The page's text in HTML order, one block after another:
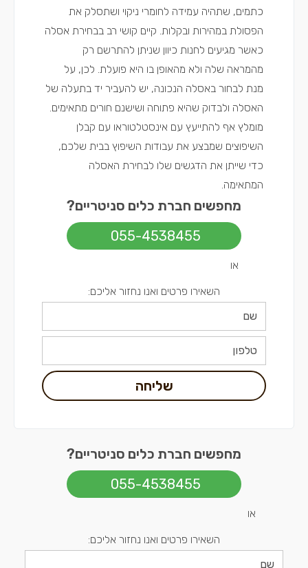
כתמים, שתהיה עמידה לחומרי ניקוי ושתסלק את
הפסולת במהירות ובקלות. קיים קושי רב בבחירת אסלה
כאשר מגיעים לחנות כיוון שניתן להתרשם רק
מהמראה שלה ולא מהאופן בו היא פועלת. לכן, על
מנת לבחור באסלה הנכונה, יש להעביר יד בתעלה של
האסלה ולבדוק שהיא פתוחה ושישנם חורים מתאימים.
מומלץ אף להתייעץ עם אינסטלטוראו עם קבלן
השיפוצים שמבצע את עבודות השיפוץ בבית שלכם,
כדי שייתן את הדגשים שלו לבחירת האסלה
המתאימה.
מחפשים חברת כלים סניטריים?
055-4538455
או
השאירו פרטים ואנו נחזור אליכם:
שליחה
מחפשים חברת כלים סניטריים?
055-4538455
או
השאירו פרטים ואנו נחזור אליכם: